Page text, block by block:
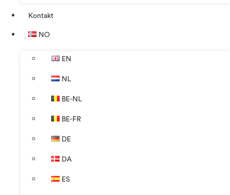
Kontakt
NO
EN
NL
BE-NL
BE-FR
DE
DA
ES